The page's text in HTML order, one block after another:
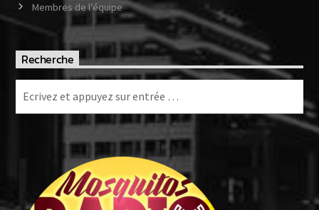
Membres de l’équipe
Recherche